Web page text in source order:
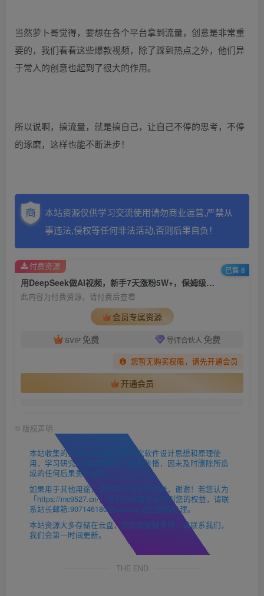
当然萝卜哥觉得，要想在各个平台拿到流量，创意是非常重
要的，我们看看这些爆款视频，除了踩到热点之外，他们异
于常人的创意也起到了很大的作用。
所以说啊，搞流量，就是搞自己，让自己不停的思考，不停
的琢磨，这样也能不断进步！
本站资源仅供学习交流使用请勿商业运营,严禁从
事违法,侵权等任何非法活动,否则后果自负！
用DeepSeek做AI视频，新手7天涨粉5W+，保姆级教程
此内容为付费资源，请付费后查看
会员专属资源
SVIP 免费 导师合伙人 免费
您暂无购买权限，请先开通会员
开通会员
付费资源 已售 8
© 版权声明
本站收集的资源仅供内部学习研究软件设计思想和原理使
用，学习研究后请自觉删除，请勿传播，因未及时删除所造
成的任何后果责任自负。
如果用于其他用途，请购买正版支持作者，谢谢！若您认为
「https://mc9527.cn/」发布的内容若侵犯到您的权益，请联
系站长邮箱:907146180@qq.com 进行删除处理。
本站资源大多存储在云盘，如发现链接失效，请联系我们，
我们会第一时间更新。
THE END